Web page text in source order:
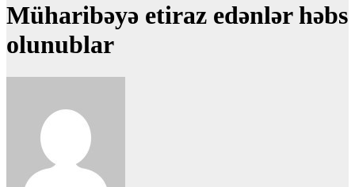
Müharibəyə etiraz edənlər həbs
olunublar